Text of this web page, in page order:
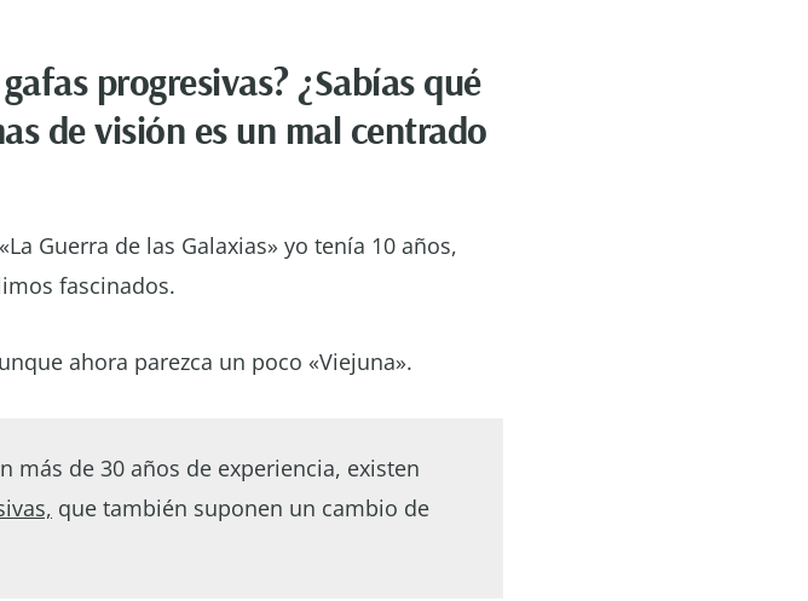
progresivas? ¿Sabías qué
de visión es un mal centrado
Guerra de las Galaxias» yo tenía 10 años,
fascinados.
ahora parezca un poco «Viejuna».
de 30 años de experiencia, existen
que también suponen un cambio de